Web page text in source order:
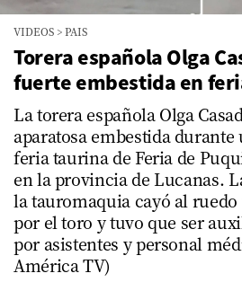
VIDEOS >PAIS
Torera española Olga
fuerte embestida en
La torera española Olga
aparatosa embestida
feria taurina de Feria de
en la provincia de Lucanas.
la tauromaquia cayó al ruedo
por el toro y tuvo que ser
por asistentes y personal
América TV)